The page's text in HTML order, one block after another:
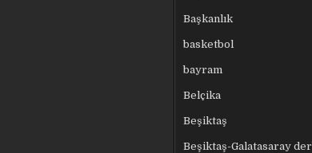
Başkanlık
basketbol
bayram
Belçika
Beşiktaş
Beşiktaş-Galatasaray